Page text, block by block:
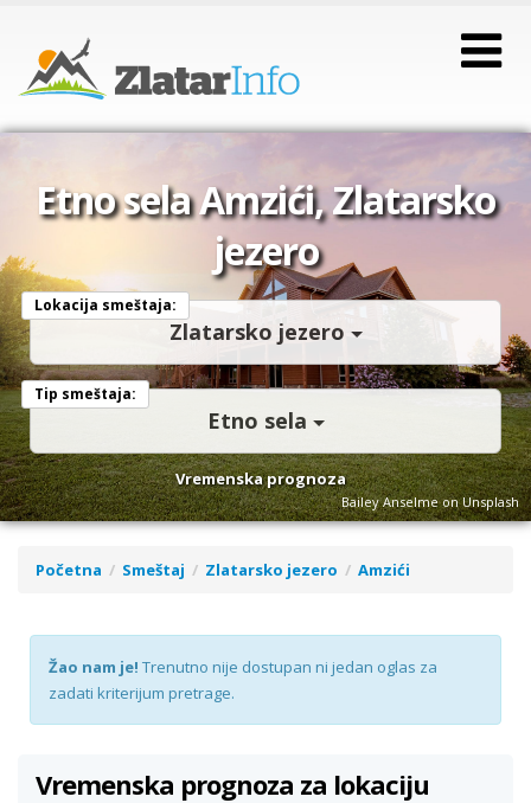
Etno sela Amzići, Zlatarsko
jezero
Lokacija smeštaja:
Zlatarsko jezero
Tip smeštaja:
Etno sela
Vremenska prognoza
Bailey Anselme on Unsplash
Početna Smeštaj Zlatarsko jezero Amzići
Žao nam je! Trenutno nije dostupan ni jedan oglas za
zadati kriterijum pretrage.
Vremenska prognoza za lokaciju